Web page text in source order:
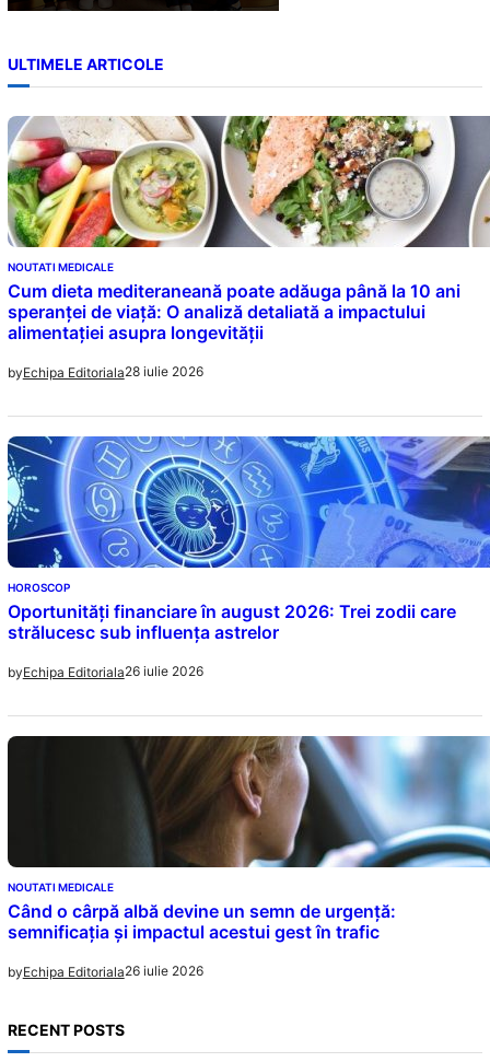
ULTIMELE ARTICOLE
NOUTATI MEDICALE
Cum dieta mediteraneană poate adăuga până la 10 ani
speranței de viață: O analiză detaliată a impactului
alimentației asupra longevității
byEchipa Editoriala28 iulie 2026
HOROSCOP
Oportunități financiare în august 2026: Trei zodii care
strălucesc sub influența astrelor
byEchipa Editoriala26 iulie 2026
NOUTATI MEDICALE
Când o cârpă albă devine un semn de urgență:
semnificația și impactul acestui gest în trafic
byEchipa Editoriala26 iulie 2026
RECENT POSTS